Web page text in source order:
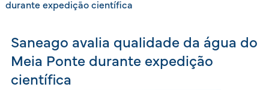
durante expedição científica
Saneago avalia qualidade da água do
Meia Ponte durante expedição
científica